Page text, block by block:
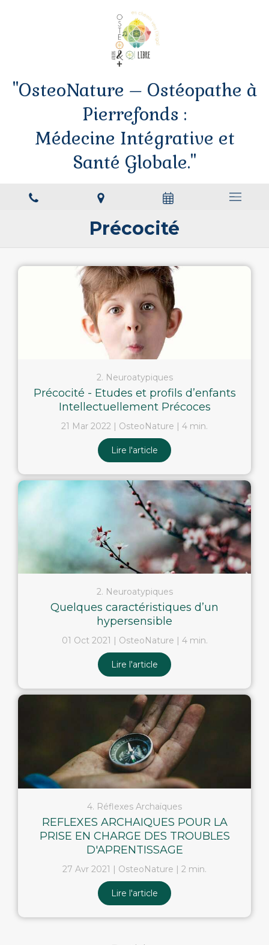
"OsteoNature – Ostéopathe à
Pierrefonds :
Médecine Intégrative et
Santé Globale."
Précocité
2. Neuroatypiques
Précocité - Etudes et profils d’enfants
Intellectuellement Précoces
21 Mar 2022 OsteoNature 4 min.
Lire l'article
2. Neuroatypiques
Quelques caractéristiques d’un
hypersensible
01 Oct 2021 OsteoNature 4 min.
Lire l'article
4. Réflexes Archaïques
REFLEXES ARCHAIQUES POUR LA
PRISE EN CHARGE DES TROUBLES
D'APRENTISSAGE
27 Avr 2021 OsteoNature 2 min.
Lire l'article